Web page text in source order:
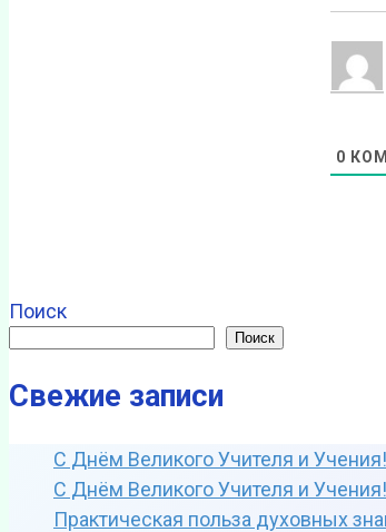
0
Поиск
Поиск
Свежие записи
С Днём Великого Учителя и Учения!
С Днём Великого Учителя и Учения!
Практическая польза духовных